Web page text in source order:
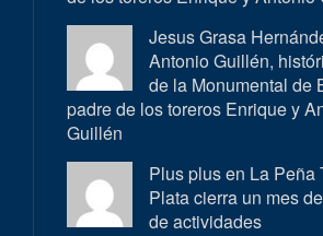
Jesus Grasa
Antonio Guillén,
de la Monumental de
padre de los toreros Enrique y
Guillén
Plus plus en La Peña
Plata cierra un mes
de actividades